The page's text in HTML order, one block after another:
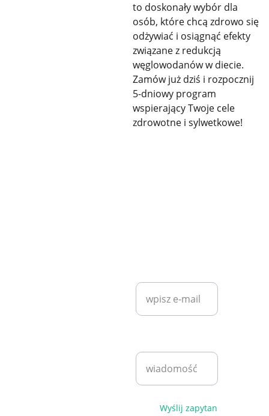
to doskonały wybór dla
osób, które chcą zdrowo się
odżywiać i osiągnąć efekty
związane z redukcją
węglowodanów w diecie.
Zamów już dziś i rozpocznij
5-dniowy program
wspierający Twoje cele
zdrowotne i sylwetkowe!
Wyślij zapytanie